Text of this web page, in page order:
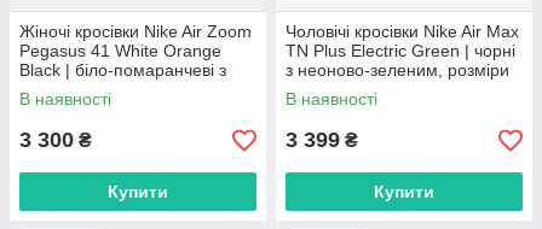
Жіночі кросівки Nike Air Zoom
Pegasus 41 White Orange
Black | біло-помаранчеві з
чорним, розміри 36–43
В наявності
3 300 ₴
Купити
Чоловічі кросівки Nike Air Max
TN Plus Electric Green | чорні
з неоново-зеленим, розміри
41–45
В наявності
3 399 ₴
Купити